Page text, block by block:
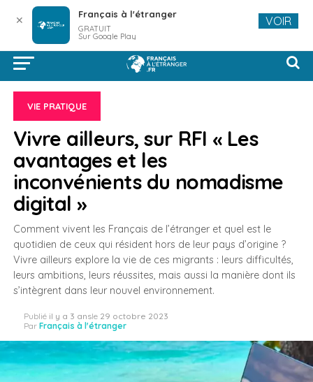
VIE PRATIQUE
Vivre ailleurs, sur RFI « Les
avantages et les
inconvénients du nomadisme
digital »
Comment vivent les Français de l’étranger et quel est le
quotidien de ceux qui résident hors de leur pays d’origine ?
Vivre ailleurs explore la vie de ces migrants : leurs difficultés,
leurs ambitions, leurs réussites, mais aussi la manière dont ils
s’intègrent dans leur nouvel environnement.
Publié il y a 3 ansle 29 octobre 2023
Par Français à l'étranger
✕ Français à l'étranger
GRATUIT
Sur Google Play
VOIR